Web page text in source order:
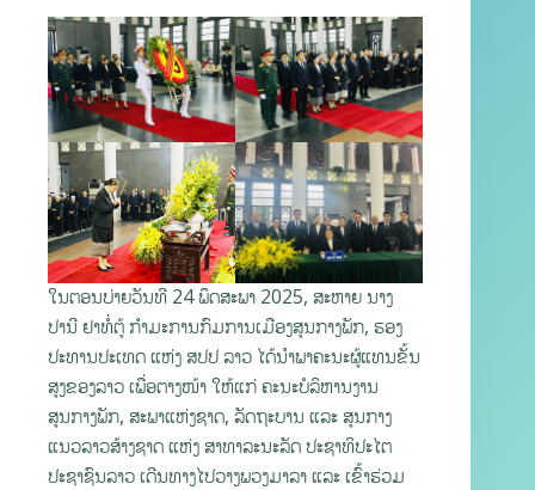
ໃນຕອນບ່າຍວັນທີ 24 ພຶດສະພາ 2025, ສະຫາຍ ນາງ
ປານີ ຢາທໍ່ຕູ້ ກຳມະການກົມການເມືອງສູນກາງພັກ, ຮອງ
ປະທານປະເທດ ແຫ່ງ ສປປ ລາວ ໄດ້ນໍາພາຄະນະຜູ້ແທນຂັ້ນ
ສູງຂອງລາວ ເພື່ອຕາງໜ້າ ໃຫ້ແກ່ ຄະນະບໍລິຫານງານ
ສູນກາງພັກ, ສະພາແຫ່ງຊາດ, ລັດຖະບານ ແລະ ສູນກາງ
ແນວລາວສ້າງຊາດ ແຫ່ງ ສາທາລະນະລັດ ປະຊາທິປະໄຕ
ປະຊາຊົນລາວ ເດີນທາງໄປວາງພວງມາລາ ແລະ ເຂົ້າຮ່ວມ